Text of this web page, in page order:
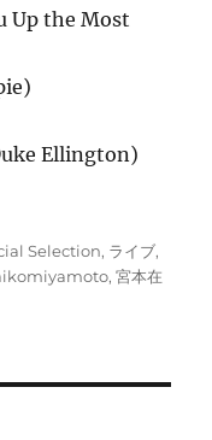
Up the Most
Ellington)
Selection, ライブ,
,宮本在